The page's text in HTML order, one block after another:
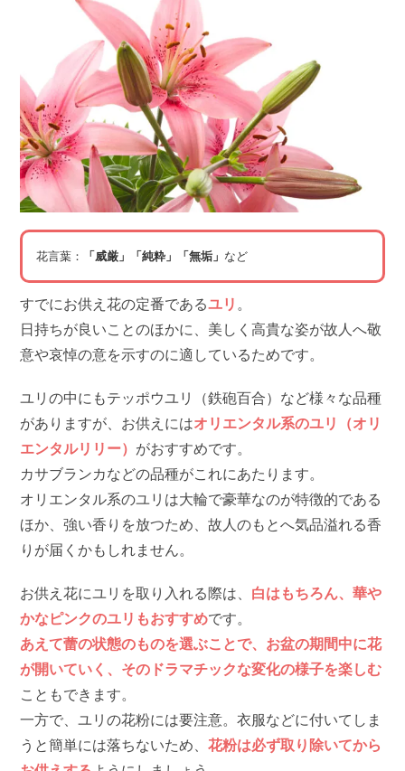
花言葉： 「威厳」「純粋」「無垢」 など
すでにお供え花の定番であるユリ 。
日持ちが良いことのほかに、美しく高貴な姿が故人へ敬
意や哀悼の意を示すのに適しているためです。
ユリの中にもテッポウユリ（鉄砲百合）など様々な品種
がありますが、お供えにはオリエンタル系のユリ（オリ
エンタルリリー） がおすすめです。
カサブランカなどの品種がこれにあたります。
オリエンタル系のユリは大輪で豪華なのが特徴的である
ほか、強い香りを放つため、故人のもとへ気品溢れる香
りが届くかもしれません。
お供え花にユリを取り入れる際は、 白はもちろん、華や
かなピンクのユリもおすすめです。
あえて蕾の状態のものを選ぶことで、お盆の期間中に花
が開いていく、そのドラマチックな変化の様子を楽しむ
こともできます。
一方で、ユリの花粉には要注意。衣服などに付いてしま
うと簡単には落ちないため、花粉は必ず取り除いてから